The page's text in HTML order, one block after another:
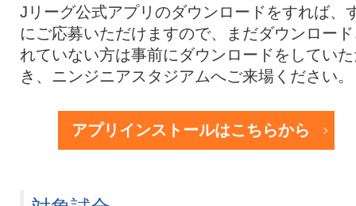
Jリーグ公式アプリのダウンロードをすれば、
にご応募いただけますので、まだダウンロー
れていない方は事前にダウンロードをしてい
き、ニンジニアスタジアムへご来場ください。
アプリインストールはこちらから